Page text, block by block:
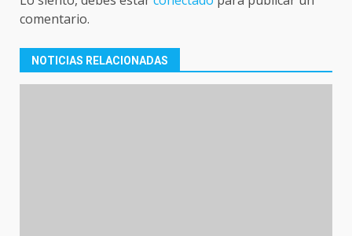
comentario.
NOTICIAS RELACIONADAS